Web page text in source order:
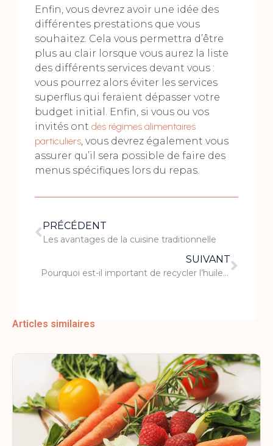
Enfin, vous devrez avoir une idée des
différentes prestations que vous
souhaitez. Cela vous permettra d’être
plus au clair lorsque vous aurez la liste
des différents services devant vous :
vous pourrez alors éviter les services
superflus qui feraient dépasser votre
budget initial. Enfin, si vous ou vos
invités ont des régimes alimentaires
particuliers, vous devrez également vous
assurer qu’il sera possible de faire des
menus spécifiques lors du repas.
PRÉCÉDENT
Les avantages de la cuisine traditionnelle
SUIVANT
Pourquoi est-il important de recycler l’huile alimentaire ?
Articles similaires